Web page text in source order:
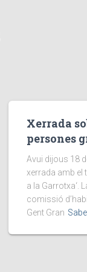
Xerrada
persones
Avui dijous 18
xerrada amb el
a la Garrotxa‘.
comissió
Gent Gran